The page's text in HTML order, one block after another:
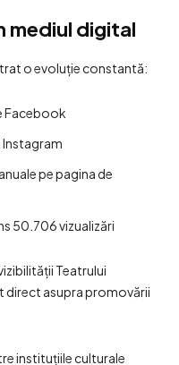
mediul digital
o evoluție constantă:
Facebook
Instagram
pe pagina de
50.706 vizualizări
Teatrului
direct asupra promovării
instituțiile culturale